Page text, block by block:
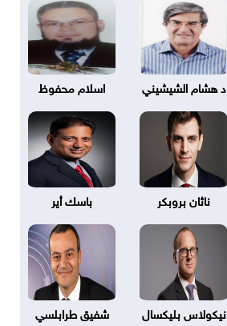
د هشام الشيشيني اسلام محفوظ
ناثان بروبكر باسك أير
نيكولاس بليكسال شفيق طرابلسي